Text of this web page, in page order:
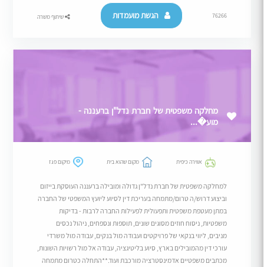
76266 הגשת מועמדות שיתוף משרה
מחלקה משפטית של חברת נדל"ן ברעננה -
מוע�...
אווירה כיפית מקום שהוא בית מיקום פגז
למחלקה משפטית של חברת נדל"ן גדולה ומובילה ברעננה העוסקת בייזום
וביצוע דרוש/ה טרום/מתמחה בעריכת דין לסיוע ליועץ המשפטי של החברה
במתן מעטפת משפטית ותפעולית לפעילות החברה לרבות - בדיקות
משפטיות, ניסוח חוזים מסוגים שונים, תוספות ונספחים, ניהול נכסים
מניבים, ליווי בנקאי של פרויקטים ועבודה מול בנקים, עבודה מול משרדי
עורכי דין מהמובילים בארץ, סיוע בליטיגציה, עבודה אל מול רשויות השונות,
מכתבים משפטיים אדמינסטרציה מורכבת ועוד.**התחלה כטרום מתמחה